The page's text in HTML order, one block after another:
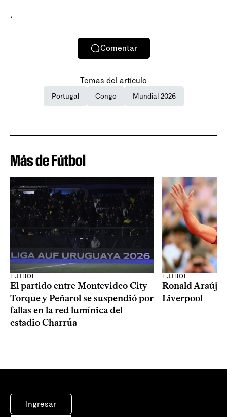
.
Comentar
Temas del artículo
Portugal Congo Mundial 2026
Más de Fútbol
FÚTBOL
El partido entre Montevideo City
Torque y Peñarol se suspendió por
fallas en la red lumínica del
estadio Charrúa
FÚTBOL
Ronald Araújo
Liverpool
Ingresar